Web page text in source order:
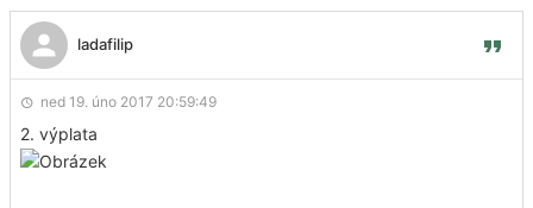
ladafilip
ned 19. úno 2017 20:59:49
2. výplata